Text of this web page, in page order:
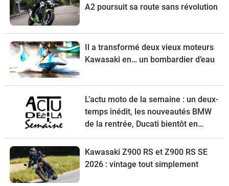
A2 poursuit sa route sans révolution
Il a transformé deux vieux moteurs
Kawasaki en… un bombardier d’eau
L’actu moto de la semaine : un deux-
temps inédit, les nouveautés BMW
de la rentrée, Ducati bientôt en
vente, une Vespa spéciale et la
Kawasaki Z900 RS à l’essai
Kawasaki Z900 RS et Z900 RS SE
2026 : vintage tout simplement